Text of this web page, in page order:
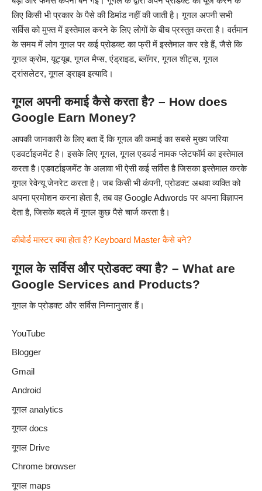
लिए किसी भी प्रकार के पैसे की डिमांड नहीं की जाती है। गूगल अपनी सभी
सर्विस को मुफ्त में इस्तेमाल करने के लिए लोगों के बीच प्रस्तुत करता है। वर्तमान
के समय में लोग गूगल पर कई प्रोडक्ट का फ्री में इस्तेमाल कर रहे हैं, जैसे कि
गूगल क्रोम, यूट्यूब, गूगल मैप्स, एंड्राइड, ब्लॉगर, गूगल शीट्स, गूगल
ट्रांसलेटर, गूगल ड्राइव इत्यादि।
गूगल अपनी कमाई कैसे करता है? – How does
Google Earn Money?
आपकी जानकारी के लिए बता दें कि गूगल की कमाई का सबसे मुख्य जरिया
एडवर्टाइजमेंट है। इसके लिए गूगल, गूगल एडवर्ड नामक प्लेटफॉर्म का इस्तेमाल
करता है।एडवर्टाइजमेंट के अलावा भी ऐसी कई सर्विस है जिसका इस्तेमाल करके
गूगल रेवेन्यू जेनरेट करता है। जब किसी भी कंपनी, प्रोडक्ट अथवा व्यक्ति को
अपना प्रमोशन करना होता है, तब वहGoogleAdwords पर अपना विज्ञापन
देता है, जिसके बदले में गूगल कुछ पैसे चार्ज करता है।
कीबोर्ड मास्टर क्या होता है? Keyboard Master कैसे बने?
गूगल के सर्विस और प्रोडक्ट क्या है? – What are
Google Services and Products?
गूगल के प्रोडक्ट और सर्विस निम्नानुसार हैं।
YouTube
Blogger
Gmail
Android
गूगल analytics
गूगल docs
गूगल Drive
Chrome browser
गूगल maps